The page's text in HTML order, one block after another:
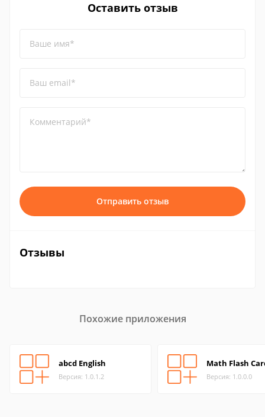
Оставить отзыв
Ваше имя*
Ваш email*
Комментарий*
Отправить отзыв
Отзывы
Похожие приложения
abcd English
Версия: 1.0.1.2
Math Flash
Версия: 1.0.0.0